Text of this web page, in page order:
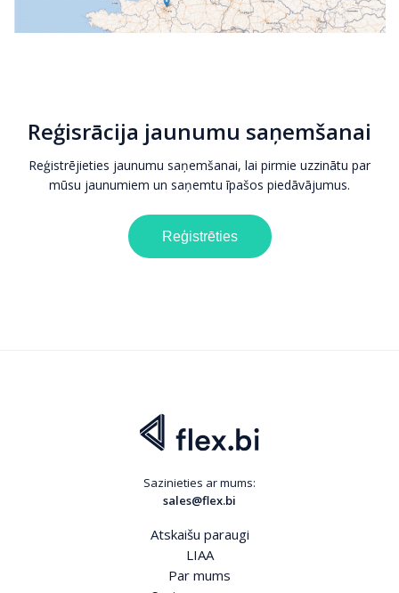
Reģisrācija jaunumu saņemšanai
Reģistrējieties jaunumu saņemšanai, lai pirmie uzzinātu par
mūsu jaunumiem un saņemtu īpašos piedāvājumus.
Reģistrēties
Sazinieties ar mums:
sales@flex.bi
Atskaišu paraugi
LIAA
Par mums